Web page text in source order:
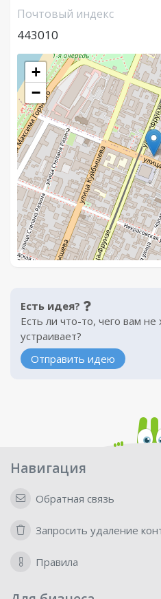
Почтовый индекс
443010
+
−
Есть идея?
Есть ли что-то, чего вам не
устраивает?
Отправить идею
Навигация
Обратная связь
Запросить удаление
Правила